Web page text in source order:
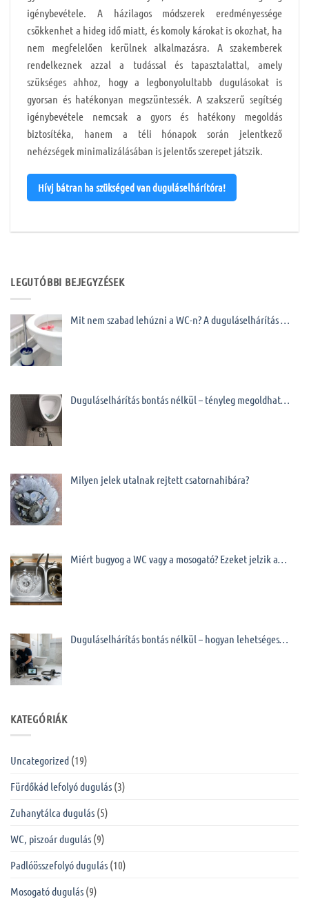
igénybevétele. A házilagos módszerek eredményessége
csökkenhet a hideg idő miatt, és komoly károkat is okozhat, ha
nem megfelelően kerülnek alkalmazásra. A szakemberek
rendelkeznek azzal a tudással és tapasztalattal, amely
szükséges ahhoz, hogy a legbonyolultabb dugulásokat is
gyorsan és hatékonyan megszüntessék. A szakszerű segítség
igénybevétele nemcsak a gyors és hatékony megoldás
biztosítéka, hanem a téli hónapok során jelentkező
nehézségek minimalizálásában is jelentős szerepet játszik.
Hívj bátran ha szükséged van duguláselhárítóra!
LEGUTÓBBI BEJEGYZÉSEK
Mit nem szabad lehúzni a WC-n? A duguláselhárítás …
Duguláselhárítás bontás nélkül – tényleg megoldhat…
Milyen jelek utalnak rejtett csatornahibára?
Miért bugyog a WC vagy a mosogató? Ezeket jelzik a…
Duguláselhárítás bontás nélkül – hogyan lehetséges…
KATEGÓRIÁK
Uncategorized (19)
Fürdőkád lefolyó dugulás (3)
Zuhanytálca dugulás (5)
WC, piszoár dugulás (9)
Padlóösszefolyó dugulás (10)
Mosogató dugulás (9)